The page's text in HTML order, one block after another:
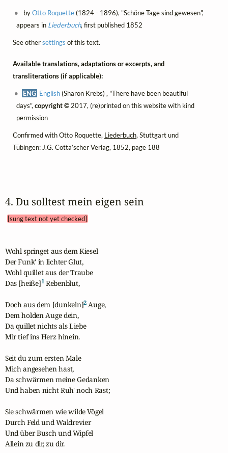
byOtto Roquette(1824 - 1896), "Schöne Tage sind gewesen",
appears in Liederbuch, first published 1852
See othersettings of this text.
Available translations, adaptations or excerpts, and
transliterations (if applicable):
ENG English(Sharon Krebs) , "There have been beautiful
days", copyright ©2017, (re)printed on this website with kind
permission
Confirmed with Otto Roquette, Liederbuch, Stuttgart und
Tübingen: J.G. Cotta’scher Verlag, 1852, page 188
4. Du solltest mein eigen sein
[sung text not yet checked]
Wohl springet aus dem Kiesel
Der Funk' in lichter Glut,
Wohl quillet aus der Traube
Das [heiße]1 Rebenblut,
Doch aus dem [dunkeln]2 Auge,
Dem holden Auge dein,
Da quillet nichts als Liebe
Mir tief ins Herz hinein.
Seit du zum ersten Male
Mich angesehen hast,
Da schwärmen meine Gedanken
Und haben nicht Ruh' noch Rast;
Sie schwärmen wie wilde Vögel
Durch Feld und Waldrevier
Und über Busch und Wipfel
Allein zu dir, zu dir.